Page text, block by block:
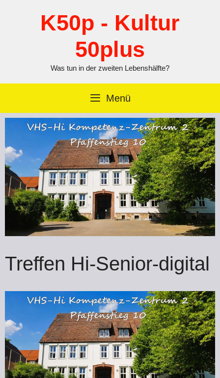
K50p - Kultur
50plus
Was tun in der zweiten Lebenshälfte?
Menü
Treffen Hi-Senior-digital